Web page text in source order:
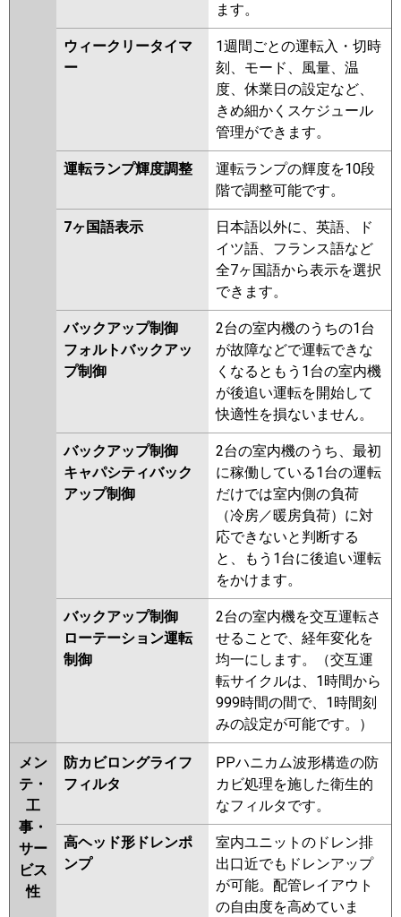
ます。
ウィークリータイマ
ー
1週間ごとの運転入・切時
刻、モード、風量、温
度、休業日の設定など、
きめ細かくスケジュール
管理ができます。
運転ランプ輝度調整
運転ランプの輝度を10段
階で調整可能です。
7ヶ国語表示
日本語以外に、英語、ド
イツ語、フランス語など
全7ヶ国語から表示を選択
できます。
バックアップ制御
フォルトバックアッ
プ制御
2台の室内機のうちの1台
が故障などで運転できな
くなるともう1台の室内機
が後追い運転を開始して
快適性を損ないません。
バックアップ制御
キャパシティバック
アップ制御
2台の室内機のうち、最初
に稼働している1台の運転
だけでは室内側の負荷
（冷房／暖房負荷）に対
応できないと判断する
と、もう1台に後追い運転
をかけます。
バックアップ制御
ローテーション運転
制御
2台の室内機を交互運転さ
せることで、経年変化を
均一にします。（交互運
転サイクルは、1時間から
999時間の間で、1時間刻
みの設定が可能です。）
メン
テ・
工
事・
サー
ビス
性
防カビロングライフ
フィルタ
PPハニカム波形構造の防
カビ処理を施した衛生的
なフィルタです。
高ヘッド形ドレンポ
ンプ
室内ユニットのドレン排
出口近でもドレンアップ
が可能。配管レイアウト
の自由度を高めていま